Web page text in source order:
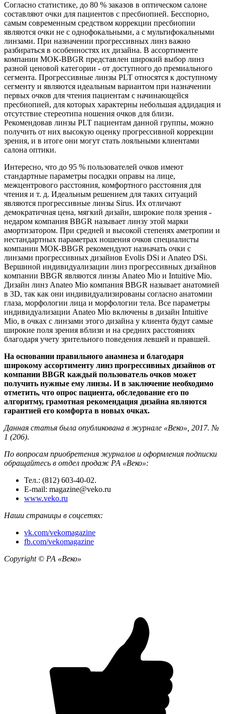
Согласно статистике, до 80 % заказов в оптическом салоне
составляют очки для пациентов с пресбиопией. Бесспорно,
самым современным средством коррекции пресбиопии
являются очки не с однофокальными, а с мультифокальными
линзами. При назначении прогрессивных линз важно
разбираться в особенностях их дизайна. В ассортименте
компании МОК-BBGR представлен широкий выбор линз
разной ценовой категории - от доступного до премиального
сегмента. Прогрессивные линзы PLT относятся к доступному
сегменту и являются идеальным вариантом при назначении
первых очков для чтения пациентам с начинающейся
пресбиопией, для которых характерны небольшая аддидация и
отсутствие стереотипа ношения очков для близи.
Рекомендовав линзы PLT пациентам данной группы, можно
получить от них высокую оценку прогрессивной коррекции
зрения, и в итоге они могут стать лояльными клиентами
салона оптики.
Интересно, что до 95 % пользователей очков имеют
стандартные параметры посадки оправы на лице,
межцентрового расстояния, комфортного расстояния для
чтения и т. д. Идеальным решением для таких ситуаций
являются прогрессивные линзы Sirus. Их отличают
демократичная цена, мягкий дизайн, широкие поля зрения -
недаром компания BBGR называет линзу этой марки
амортизатором. При средней и высокой степенях аметропии и
нестандартных параметрах ношения очков специалисты
компании МОК-BBGR рекомендуют назначать очки с
линзами прогрессивных дизайнов Evolis DSi и Anateo DSi.
Вершиной индивидуализации линз прогрессивных дизайнов
компании BBGR являются линзы Anateo Mio и Intuitive Mio.
Дизайн линз Anateo Mio компания BBGR называет анатомией
в 3D, так как они индивидуализированы согласно анатомии
глаза, морфологии лица и морфологии тела. Все параметры
индивидуализации Anateo Mio включены в дизайн Intuitive
Mio, в очках с линзами этого дизайна у клиента будут самые
широкие поля зрения вблизи и на средних расстояниях
благодаря учету зрительного поведения левшей и правшей.
На основании правильного анамнеза и благодаря
широкому ассортименту линз прогрессивных дизайнов от
компании BBGR каждый пользователь очков может
получить нужные ему линзы. И в заключение необходимо
отметить, что опрос пациента, обследование его по
алгоритму, грамотная рекомендация дизайна являются
гарантией его комфорта в новых очках.
Данная статья была опубликована в журнале «Веко» , 2017. №
1 (206).
По вопросам приобретения журналов и оформления подписки
обращайтесь в отдел продаж РА «Веко»:
Тел.: (812) 603-40-02.
E-mail: magazine@veko.ru
www.veko.ru
Наши страницы в соцсетях:
vk.com/vekomagazine
fb.com/vekomagazine
Copyright © РА «Веко»